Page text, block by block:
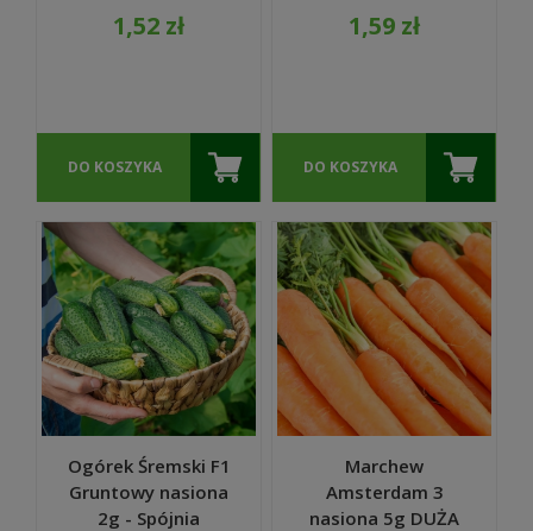
2g - Raj Ogrodnika
1,52 zł
DO KOSZYKA
Ogrodnika
1,59 zł
DO KOSZYKA
Ogórek Śremski F1
Gruntowy nasiona
2g - Spójnia
Marchew
Amsterdam 3
nasiona 5g DUŻA